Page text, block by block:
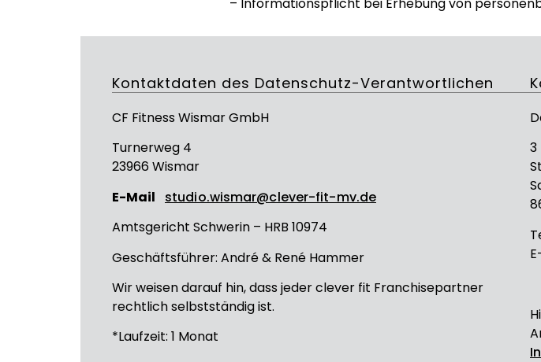
– Informationspflicht bei Erhebung von
Kontaktdaten des Datenschutz-Verantwortlichen
CF Fitness Wismar GmbH
Turnerweg 4
23966 Wismar
E-Mail
studio.wismar@clever-fit-mv.de
Amtsgericht Schwerin – HRB 10974
Geschäftsführer: André & René Hammer
Wir weisen darauf hin, dass jeder clever fit Franchisepartner
rechtlich selbstständig ist.
*Laufzeit: 1 Monat
3